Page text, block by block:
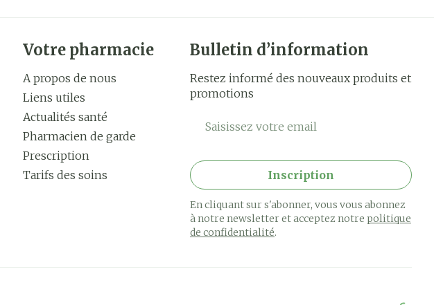
Votre pharmacie
A propos de nous
Liens utiles
Actualités santé
Pharmacien de garde
Prescription
Tarifs des soins
Bulletin d’information
Restez informé des nouveaux produits et
promotions
Adresse mail
Inscription
En cliquant sur s'abonner, vous vous abonnez
à notre newsletter et acceptez notrepolitique
de confidentialité.